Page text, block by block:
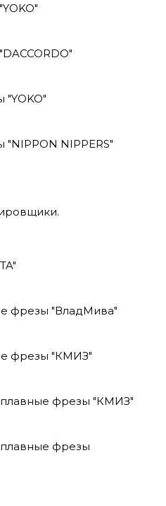
NIPPERS"
фрезы "ВладМива"
фрезы "КМИЗ"
фрезы "КМИЗ"
фрезы